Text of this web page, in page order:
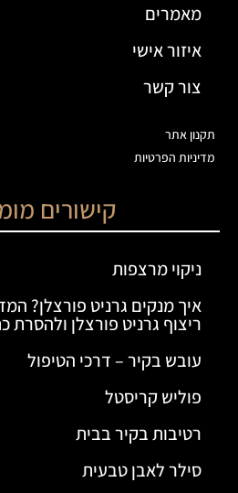
מאמרים
איזור אישי
צור קשר
תקנון אתר
מדיניות הפרטיות
קישורים
ניקוי מרצפות
איך מנקים גרניט פורצלן?
ריצוף גרניט פורצלן ולהסרת
עובש בקיר – דרכי הטיפול
פוליש קריסטל
רטיבות בקיר בבית
סילר לאבן טבעית